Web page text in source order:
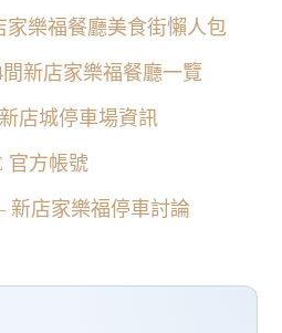
樂福餐廳美食街懶人包
新店家樂福餐廳一覽
店城停車場資訊
官方帳號
新店家樂福停車討論